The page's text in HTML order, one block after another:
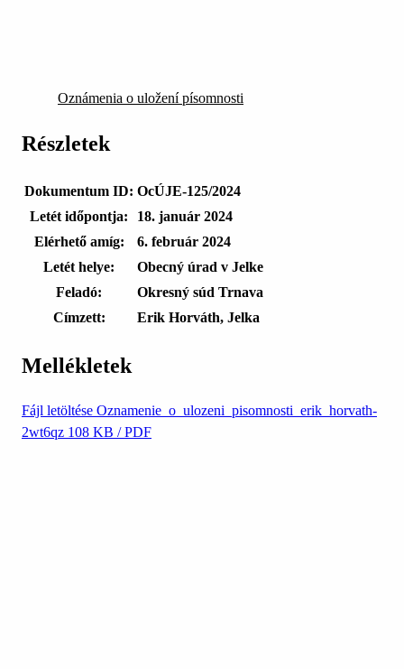
Oznámenia o uložení písomnosti
Részletek
Dokumentum ID: OcÚJE-125/2024
Letét időpontja:
18. január 2024
Elérhető amíg:
6. február 2024
Letét helye:
Obecný úrad v Jelke
Feladó:
Okresný súd Trnava
Címzett:
Erik Horváth, Jelka
Mellékletek
Fájl letöltése Oznamenie_o_ulozeni_pisomnosti_erik_horvath-
2wt6qz 108 KB / PDF